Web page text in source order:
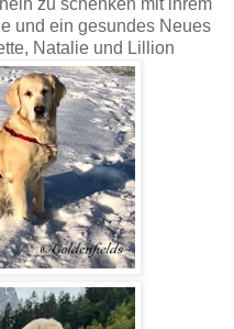
und ein gesundes Neues
Natalie und Lillion